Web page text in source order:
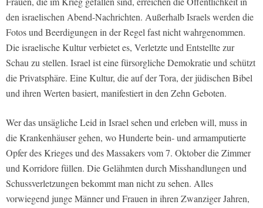
den israelischen Abend-Nachrichten. Außerhalb Israels werden die
Fotos und Beerdigungen in der Regel fast nicht wahrgenommen.
Die israelische Kultur verbietet es, Verletzte und Entstellte zur
Schau zu stellen. Israel ist eine fürsorgliche Demokratie und schützt
die Privatsphäre. Eine Kultur, die auf der Tora, der jüdischen Bibel
und ihren Werten basiert, manifestiert in den Zehn Geboten.
Wer das unsägliche Leid in Israel sehen und erleben will, muss in
die Krankenhäuser gehen, wo Hunderte bein- und armamputierte
Opfer des Krieges und des Massakers vom 7. Oktober die Zimmer
und Korridore füllen. Die Gelähmten durch Misshandlungen und
Schussverletzungen bekommt man nicht zu sehen. Alles
vorwiegend junge Männer und Frauen in ihren Zwanziger Jahren,